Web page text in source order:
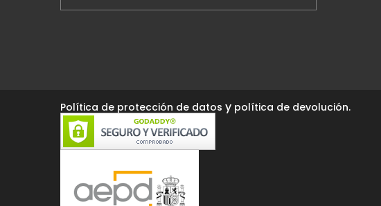
Política de protección de datos y política de devolución.